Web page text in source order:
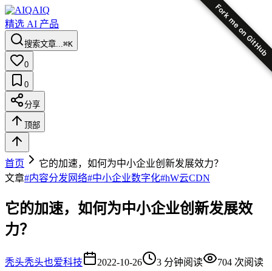
Fork me on GitHub
AIQ
精选 AI 产品
搜索文章...⌘K
0
0
分享
顶部
首页
它的加速，如何为中小企业创新发展效力？
文章#内容分发网络#中小企业数字化#hW云CDN
它的加速，如何为中小企业创新发展效
力？
秃头秃头也爱科技 2022-10-26 3 分钟阅读 704 次阅读